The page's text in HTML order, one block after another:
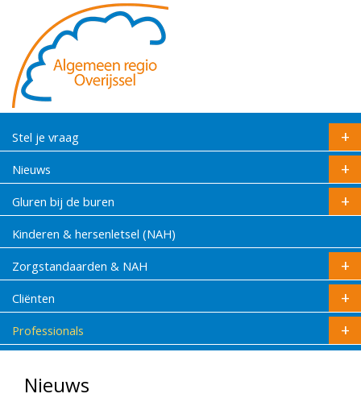
Stel je vraag
Nieuws
Gluren bij de buren
Kinderen & hersenletsel (NAH)
Zorgstandaarden & NAH
Cliënten
Professionals
Nieuws